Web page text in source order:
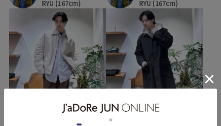
RYU (167cm)
RYU (167cm)